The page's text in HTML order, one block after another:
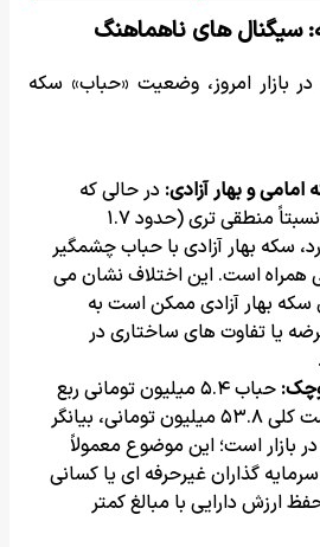
بازار امروز، وضعیت «حباب» سکه
و بهار آزادی: در حالی که
سکه امامی حباب نسبتاً منطقی تری (حدود ۱.۷
سکه بهار آزادی با حباب چشمگیر
همراه است. این اختلاف نشان می
سکه بهار آزادی ممکن است به
یا تفاوت های ساختاری در
حباب ۵.۴ میلیون تومانی ربع
سکه در مقابل قیمت کلی ۵۳.۸ میلیون تومانی، بیانگر
بازار است؛ این موضوع معمولاً
گذاران غیرحرفه ای یا کسانی
ارزش دارایی با مبالغ کمتر